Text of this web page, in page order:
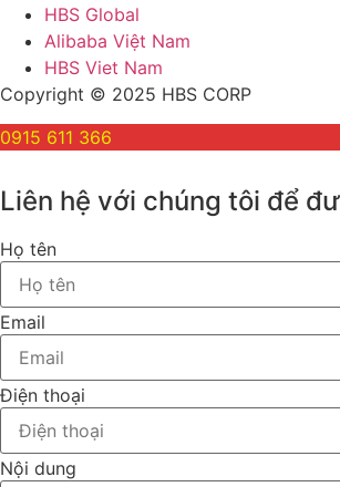
HBS Global
Alibaba Việt Nam
HBS Viet Nam
Copyright © 2025 HBS CORP
0915 611 366
Liên hệ với chúng tôi để
Họ tên
Email
Điện thoại
Nội dung